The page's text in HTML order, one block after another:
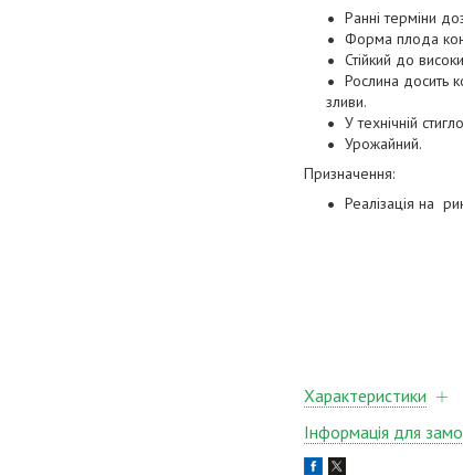
Ранні терміни
Форма плода
Стійкий до
Рослина досить
зливи.
У технічній
Урожайний.
Призначення:
Реалізація на
Характеристики
Інформація для